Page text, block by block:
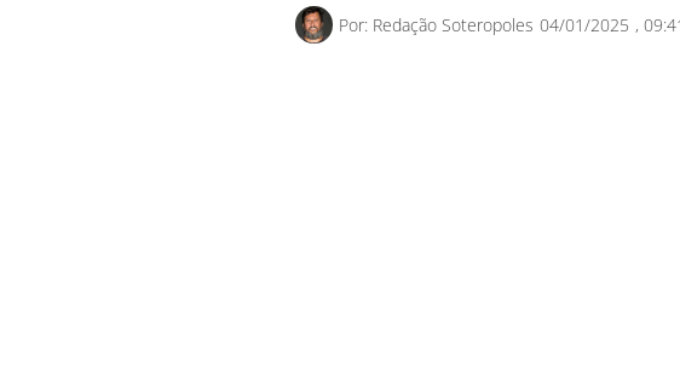
Por: Redação Soteropoles 04/01/2025 ,